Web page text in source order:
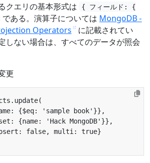
クエリの基本形式は
{ フィールド: {
である。演算子については MongoDB -
Operators
に記載されてい
しない場合は、すべてのデータが照会
更